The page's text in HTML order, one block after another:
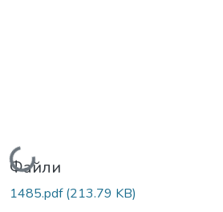
Вантажиться...
Файли
1485.pdf(213.79 KB)